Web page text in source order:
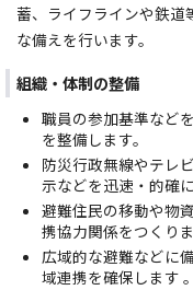
蓄、ライフラインや鉄道
な備えを行います。
組織・体制の整備
職員の参加基準など
を整備します。
防災行政無線やテレ
示などを迅速・的確
避難住民の移動や物
携協力関係をつくりま
広域的な避難などに
域連携を確保します 。